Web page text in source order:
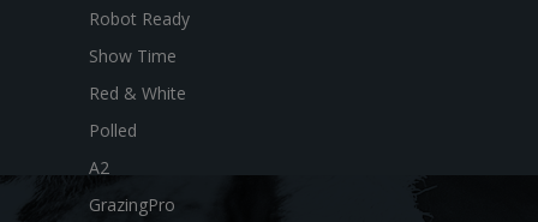
Robot Ready
Show Time
Red & White
Polled
A2
GrazingPro